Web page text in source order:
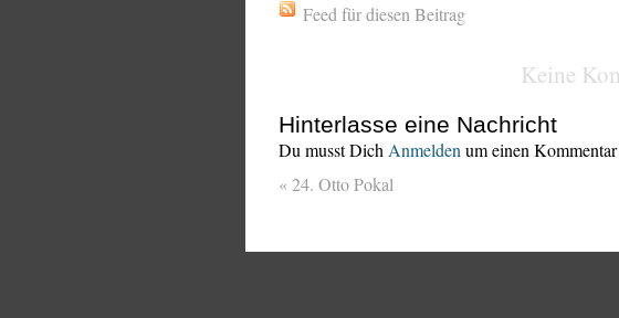
Feed für diesen Beitrag
Keine
Hinterlasse eine Nachricht
Du musst Dich Anmelden um einen
«24. Otto Pokal